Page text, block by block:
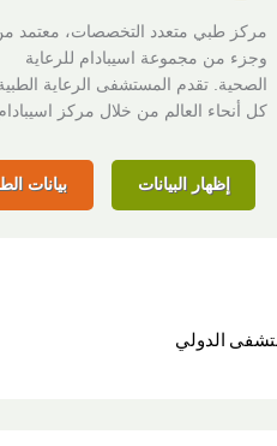
وجزء من مجموعة اسيبادام للرعاية
الصحية. تقدم المستشفى الرعاية
كل أنحاء العالم من خلال مركز
إظهار البيانات بيانات
الدولي